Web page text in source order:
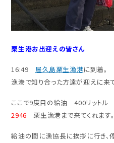
栗生港お出迎えの皆さん
16:49 屋久島栗生漁港に到着。
漁港で知り合った方達が迎えに来
ここで9度目の給油 400リット
2946 栗生漁港まで来てくれます。
給油の間に漁協長に挨拶に行き、